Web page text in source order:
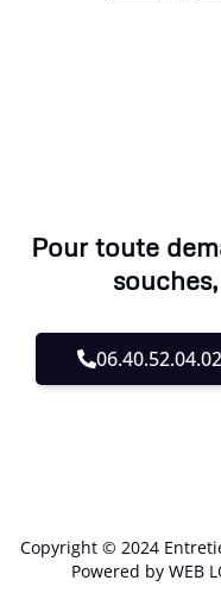
Pour toute
06.40.52.04.02
Copyright © 2024
Powered by WEB